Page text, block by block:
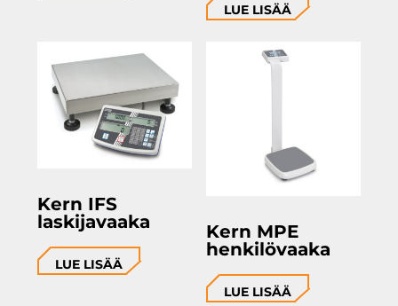
LUE LISÄÄ
Kern IFS
laskijavaaka
LUE LISÄÄ
Kern MPE
henkilövaaka
LUE LISÄÄ